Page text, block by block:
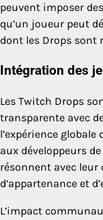
peuvent imposer
qu’un joueur peut
dont les Drops sont
Intégration des
Les Twitch Drops
transparente avec
l’expérience
aux développeurs
résonnent avec
d’appartenance et
L’impact